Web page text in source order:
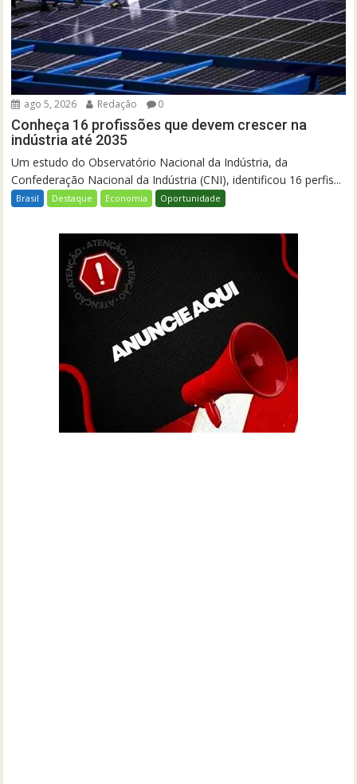
ago 5, 2026 Redação 0
Conheça 16 profissões que devem crescer na
indústria até 2035
Um estudo do Observatório Nacional da Indústria, da
Confederação Nacional da Indústria (CNI), identificou 16 perfis...
Brasil Destaque Economia Oportunidade